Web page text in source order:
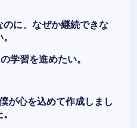
に、なぜか継続できな
学習を進めたい。
が心を込めて作成しまし